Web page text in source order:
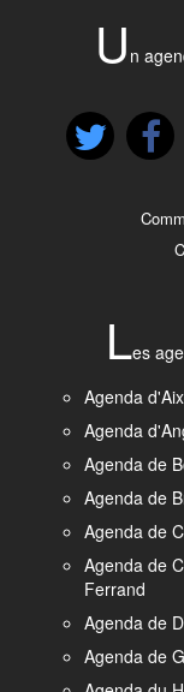
U n
Les
Agenda
Agenda
Agenda de
Agenda de
Agenda de
Agenda de
Ferrand
Agenda de
Agenda de